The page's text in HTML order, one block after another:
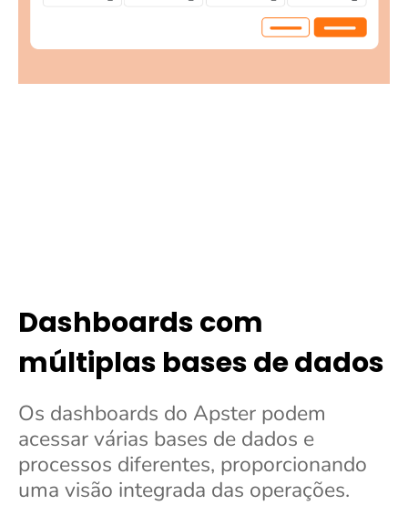
Dashboards com
múltiplas bases de dados
Os dashboards do Apster podem
acessar várias bases de dados e
processos diferentes, proporcionando
uma visão integrada das operações.